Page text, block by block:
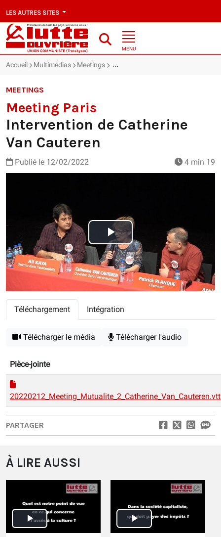
LES AUTRES SITES
MENU
Accueil Multimédias Meetings Meeting Paris : Intervention de
MEETINGS
Meeting Paris
Intervention de Catherine
Van Cauteren
Publié le 12/02/2022 4 min 19
Play
Video
Téléchargement Intégration
Télécharger le média Télécharger l'audio
Pièce-jointe
20220212_Meeting_Mutualite_2_Catherine_Van_Cauteren.vtt
PARTAGER
À LIRE AUSSI